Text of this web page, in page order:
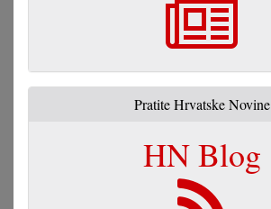
Pratite Hrvatske Novine
HN Blog